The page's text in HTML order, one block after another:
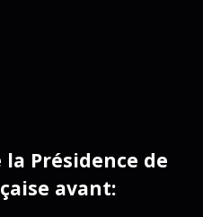
Présidence de
avant: